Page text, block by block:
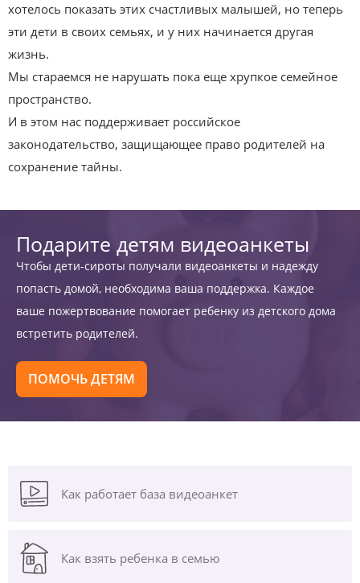
хотелось показать этих счастливых малышей, но теперь
эти дети в своих семьях, и у них начинается другая
жизнь.
Мы стараемся не нарушать пока еще хрупкое семейное
пространство.
И в этом нас поддерживает российское
законодательство, защищающее право родителей на
сохранение тайны.
Подарите детям видеоанкеты
Чтобы дети-сироты получали видеоанкеты и надежду
попасть домой, необходима ваша поддержка. Каждое
ваше пожертвование помогает ребенку из детского дома
встретить родителей.
ПОМОЧЬ ДЕТЯМ
Как работает база видеоанкет
Как взять ребенка в семью